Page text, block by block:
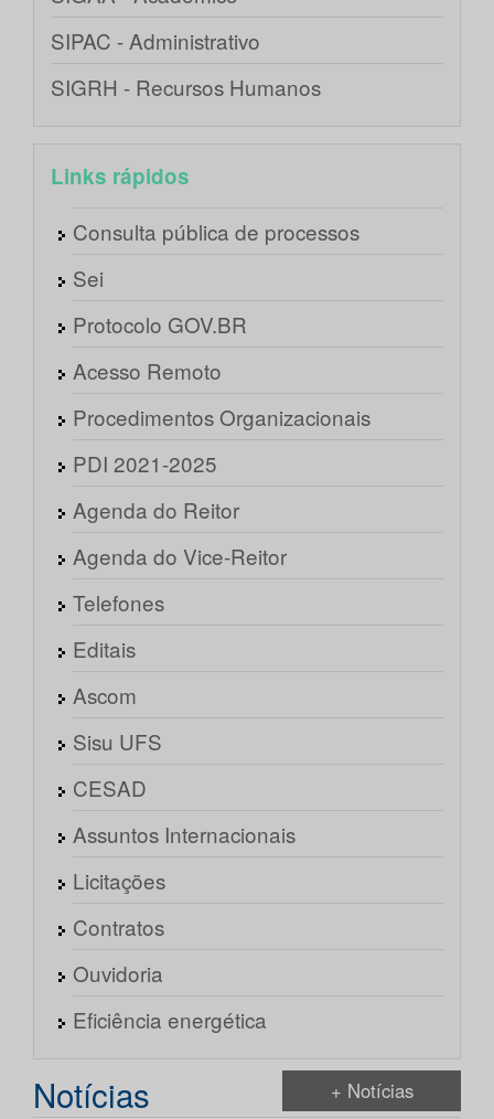
SIPAC - Administrativo
SIGRH - Recursos Humanos
Links rápidos
Consulta pública de processos
Sei
Protocolo GOV.BR
Acesso Remoto
Procedimentos Organizacionais
PDI 2021-2025
Agenda do Reitor
Agenda do Vice-Reitor
Telefones
Editais
Ascom
Sisu UFS
CESAD
Assuntos Internacionais
Licitações
Contratos
Ouvidoria
Eficiência energética
Notícias + Notícias